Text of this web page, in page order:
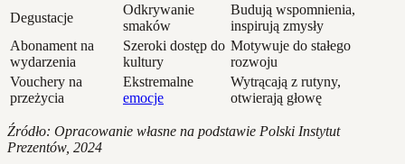
Degustacje
Odkrywanie
smaków
Budują wspomnienia,
inspirują zmysły
Abonament na
wydarzenia
Szeroki dostęp do
kultury
Motywuje do stałego
rozwoju
Vouchery na
przeżycia
Ekstremalne
emocje
Wytrącają z rutyny,
otwierają głowę
Źródło: Opracowanie własne na podstawie Polski Instytut
Prezentów, 2024